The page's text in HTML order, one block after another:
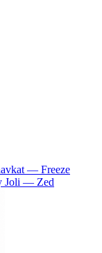
— Freeze
Joli — Zed